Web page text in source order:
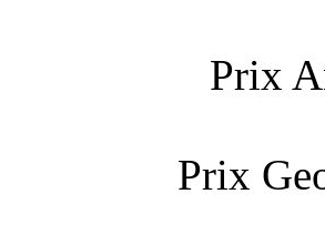
Prix
Prix